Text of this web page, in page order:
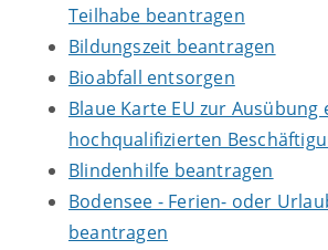
Teilhabe beantragen
Bildungszeit beantragen
Bioabfall entsorgen
Blaue Karte EU zur Ausübung
hochqualifizierten
Blindenhilfe beantragen
Bodensee - Ferien- oder
beantragen